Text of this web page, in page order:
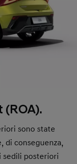
sono state
di conseguenza,
sedili posteriori